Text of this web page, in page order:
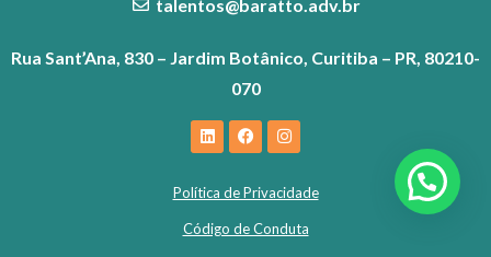
talentos@baratto.adv.br
Rua Sant’Ana, 830 – Jardim Botânico, Curitiba – PR, 80210-
070
Política de Privacidade
Código de Conduta